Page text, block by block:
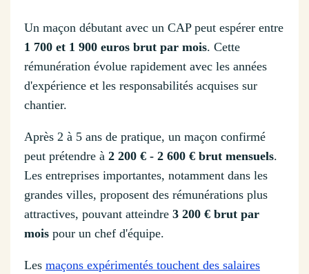
Un maçon débutant avec un CAP peut espérer entre
1 700 et 1 900 euros brut par mois. Cette
rémunération évolue rapidement avec les années
d'expérience et les responsabilités acquises sur
chantier.
Après 2 à 5 ans de pratique, un maçon confirmé
peut prétendre à 2 200 € - 2 600 € brut mensuels.
Les entreprises importantes, notamment dans les
grandes villes, proposent des rémunérations plus
attractives, pouvant atteindre 3 200 € brut par
mois pour un chef d'équipe.
Les maçons expérimentés touchent des salaires